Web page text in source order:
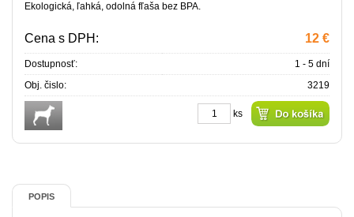
Ekologická, ľahká, odolná fľaša bez BPA.
Cena s DPH: 12 €
Dostupnosť:
1 - 5 dní
Obj. čislo:
3219
ks
POPIS